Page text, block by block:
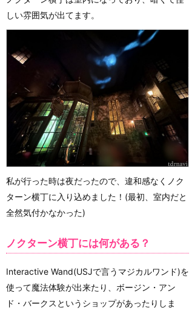
しい雰囲気が出てます。
私が行った時は夜だったので、違和感なくノク
ターン横丁に入り込めました！(最初、室内だと
全然気付かなかった)
ノクターン横丁には何がある？
Interactive Wand(USJで言うマジカルワンド)を
使って魔法体験が出来たり、ボージン・アン
ド・バークスというショップがあったりしま